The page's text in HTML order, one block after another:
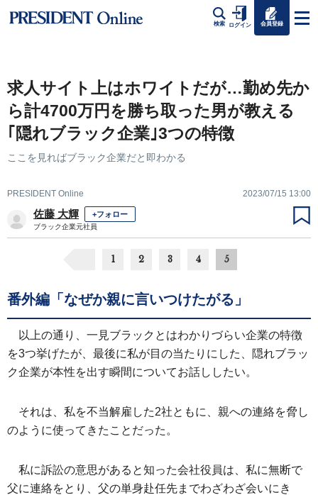
検索 ログイン 会員登録
求人サイト上はホワイトだが…勤め先か
ら計4700万円を勝ち取った男が教える
｢隠れブラック企業｣3つの特徴
ここを見ればブラック企業だと即わかる
PRESIDENT Online 2023/07/15 13:00
佐藤 大輝 +フォロー
ブラック企業元社員
1 2 3 4 5
番外編「なぜか親に言いつけたがる」
以上の通り、一見ブラックとはわかりづらい企業の特徴
を3つ挙げたが、最後に私が目の当たりにした、隠れブラッ
ク企業が本性を出す瞬間についてお話ししたい。
それは、私を不当解雇した2社ともに、親への連絡を脅し
のように使ってきたことだった。
私に訴訟の意思があると知った会社役員は、私に無断で
父に連絡をとり、父の単身赴任先までわざわざ会いにき